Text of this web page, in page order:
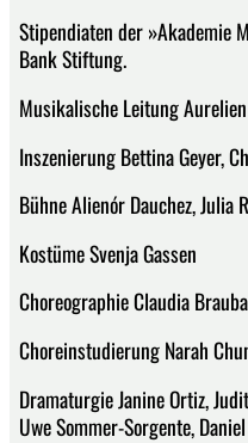
Stipendiaten der »Akademie
Bank Stiftung.
Musikalische Leitung
Inszenierung Bettina Geyer,
Bühne Alienór Dauchez, Julia
Kostüme Svenja Gassen
Choreographie Claudia
Choreinstudierung Narah
Dramaturgie Janine Ortiz,
Uwe Sommer-Sorgente,